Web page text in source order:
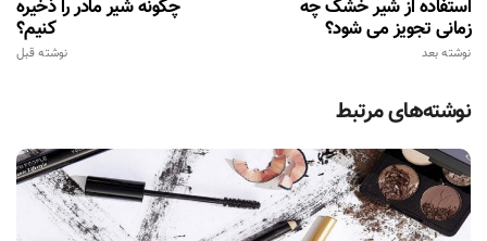
چگونه شیر مادر را ذخیره
کنیم؟
نوشته قبل
استفاده از شیر خشک چه
زمانی تجویز می شود؟
نوشته بعد
نوشته‌های مرتبط